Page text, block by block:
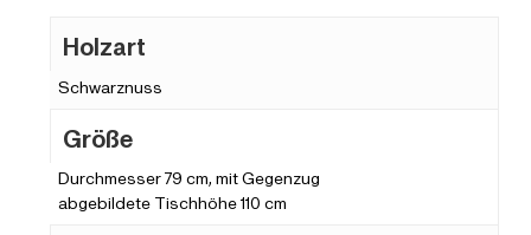
Holzart
Schwarznuss
Größe
Durchmesser 79 cm, mit Gegenzug
abgebildete Tischhöhe 110 cm